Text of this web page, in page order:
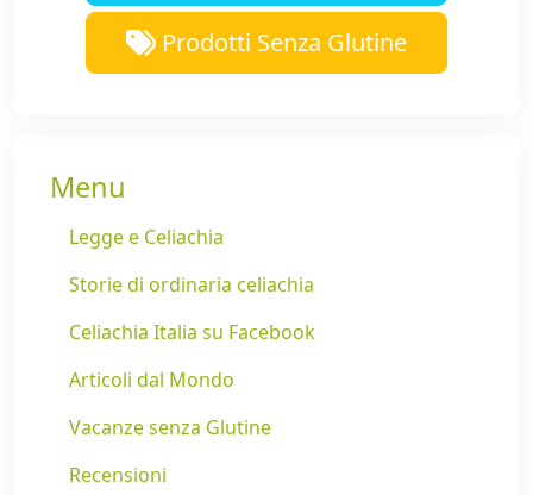
Prodotti Senza Glutine
Menu
Legge e Celiachia
Storie di ordinaria celiachia
Celiachia Italia su Facebook
Articoli dal Mondo
Vacanze senza Glutine
Recensioni